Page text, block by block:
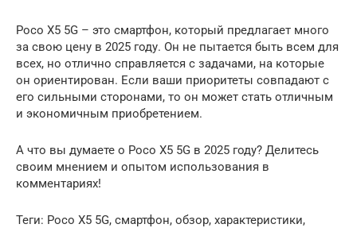
Poco X5 5G – это смартфон, который предлагает много
за свою цену в 2025 году. Он не пытается быть всем для
всех, но отлично справляется с задачами, на которые
он ориентирован. Если ваши приоритеты совпадают с
его сильными сторонами, то он может стать отличным
и экономичным приобретением.
А что вы думаете о Poco X5 5G в 2025 году? Делитесь
своим мнением и опытом использования в
комментариях!
Теги: Poco X5 5G, смартфон, обзор, характеристики,